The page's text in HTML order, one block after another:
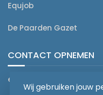
Equjob
De Paarden Gazet
CONTACT OPNEMEN
editorial@equmedia.be
Wij gebruiken jouw